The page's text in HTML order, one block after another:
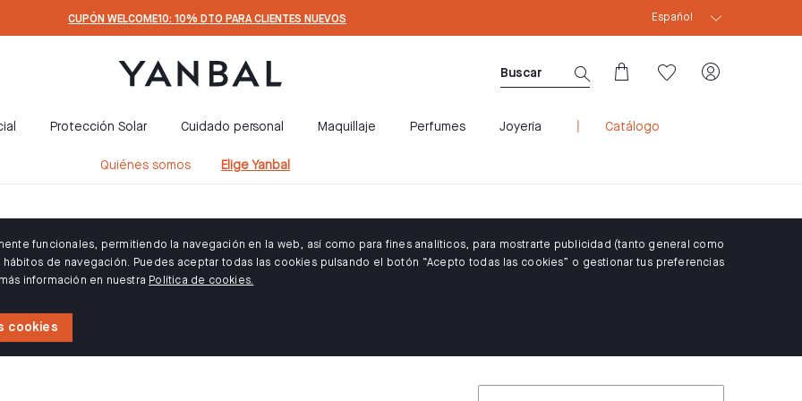
CUPÓN WELCOME10: 10% DTO PARA CLIENTES NUEVOS CUPÓN WELCOME10: 10% DTO PARA CLIENTES
Español
Protección Solar Cuidado personal Maquillaje Perfumes Joyería Catálogo
Quiénes somos Elige Yanbal
funcionales, permitiendo la navegación en la web, así como para fines analíticos, para mostrarte publicidad (tanto general como
de navegación. Puedes aceptar todas las cookies pulsando el botón “Acepto todas las cookies” o gestionar tus preferencias
información en nuestra Política de cookies.
cookies